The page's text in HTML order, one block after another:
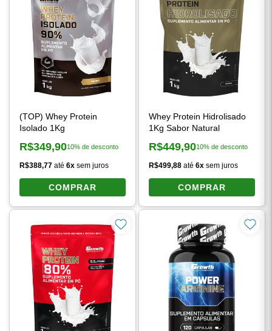
(TOP) Whey Protein
Isolado 1Kg
Preço à vista:
R$349,9010% de desconto
R$388,77 até6x sem juros
COMPRAR
Whey Protein Hidrolisado
1Kg Sabor Natural
Preço à vista:
R$449,9010% de desconto
R$499,88 até 6x sem juros
COMPRAR